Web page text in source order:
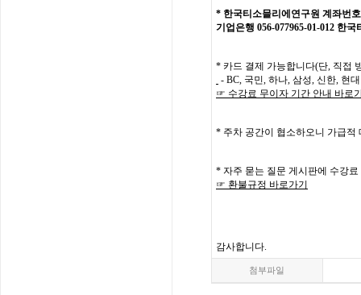
* 한국티소믈리에연구원 계좌번호
기업은행 056-077965-01-012 한국
* 카드 결제 가능합니다(단, 직접
- BC, 국민, 하나, 삼성, 신한, 현
☞ 수강료 무이자 기간 안내 바로
* 주차 공간이 협소하오니 가급적
* 자주 묻는 질문 게시판에 수강료
☞ 환불규정 바로가기
감사합니다.
첨부파일